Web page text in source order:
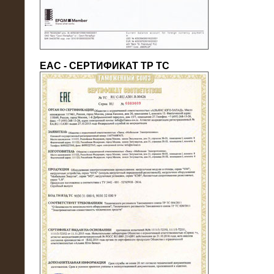
22.05.2016
Нагрузочный модуль в контейнере
10 МВт (0,4 кВ - напряжение)
ЕАС - СЕРТИФИКАТ ТР ТС